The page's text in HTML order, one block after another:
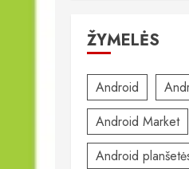
ŽYMELĖS
Android
Android Market
Android